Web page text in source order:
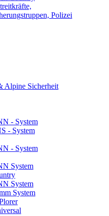
Polizei
Alpine Sicherheit
- System
- System
- System
System
System
System